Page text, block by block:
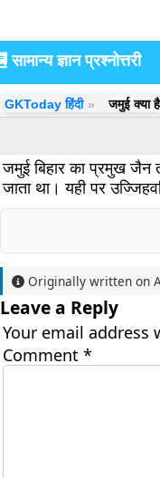
सामान्य ज्ञान प्रश्नोत्तरी
GKToday हिंदी जमुई क्या
जमुई बिहार का प्रमुख जैन
जाता था। यही पर
Originally written on
Leave a Reply
Your email address
Comment *